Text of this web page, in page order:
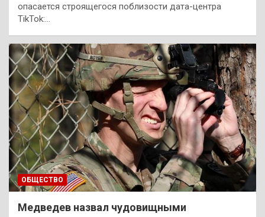
опасается строящегося поблизости дата-центра
TikTok:…
ОБЩЕСТВО
Медведев назвал чудовищными